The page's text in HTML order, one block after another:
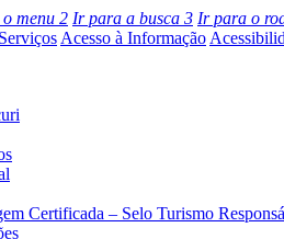
menu 2 Ir para a busca 3 Ir para o
Acesso à Informação
Certificada – Selo Turismo